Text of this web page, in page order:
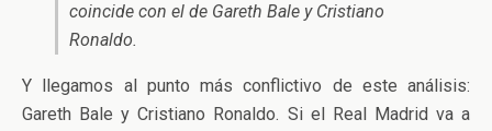
coincide con el de Gareth Bale y Cristiano
Ronaldo.
Y llegamos al punto más conflictivo de este análisis:
Gareth Bale y Cristiano Ronaldo. Si el Real Madrid va a